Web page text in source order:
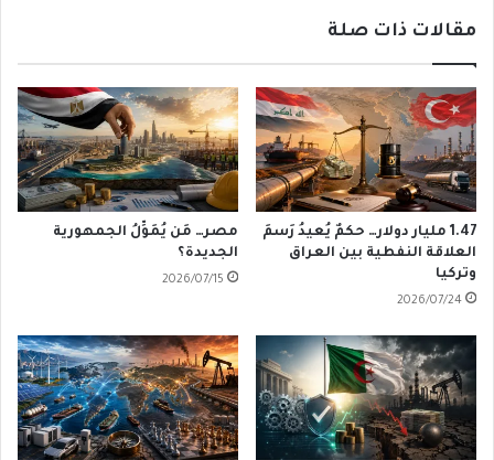
مقالات ذات صلة
1.47 مليار دولار… حكمٌ يُعيدُ رَسمَ
العلاقة النفطية بين العراق
وتركيا
2026/07/24
مصر… مَن يُمَوِّلُ الجمهورية
الجديدة؟
2026/07/15